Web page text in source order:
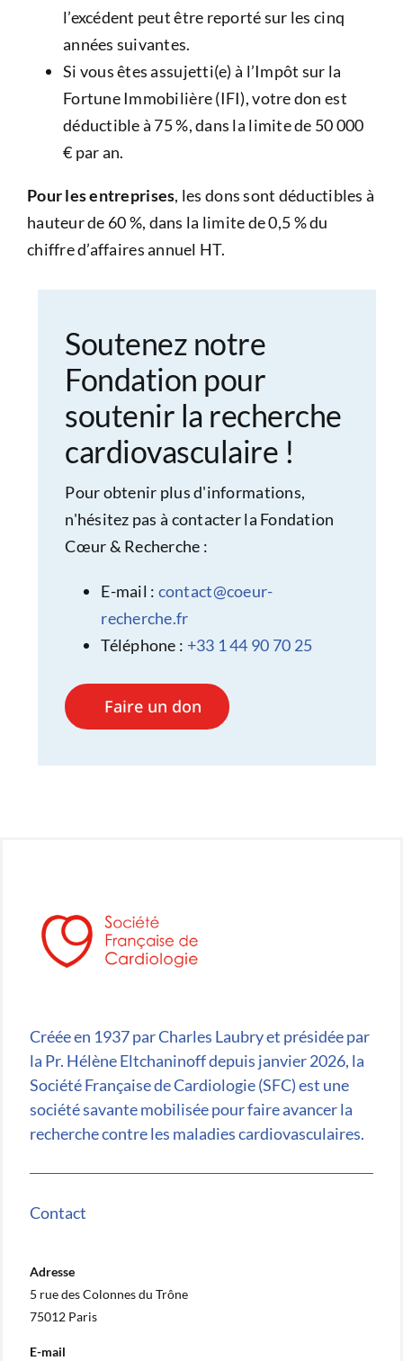
l’excédent peut être reporté sur les cinq
années suivantes.
Si vous êtes assujetti(e) à l’Impôt sur la
Fortune Immobilière (IFI), votre don est
déductible à 75 %, dans la limite de 50 000
€ par an.
Pour les entreprises, les dons sont déductibles à
hauteur de 60 %, dans la limite de 0,5 % du
chiffre d’affaires annuel HT.
Soutenez notre
Fondation pour
soutenir la recherche
cardiovasculaire !
Pour obtenir plus d'informations,
n'hésitez pas à contacter la Fondation
Cœur & Recherche :
E-mail : contact@coeur-
recherche.fr
Téléphone : +33 1 44 90 70 25
Faire un don
Créée en 1937 par Charles Laubry et présidée par
la Pr. Hélène Eltchaninoff depuis janvier 2026, la
Société Française de Cardiologie (SFC) est une
société savante mobilisée pour faire avancer la
recherche contre les maladies cardiovasculaires.
Contact
Adresse
5 rue des Colonnes du Trône
75012 Paris
E-mail